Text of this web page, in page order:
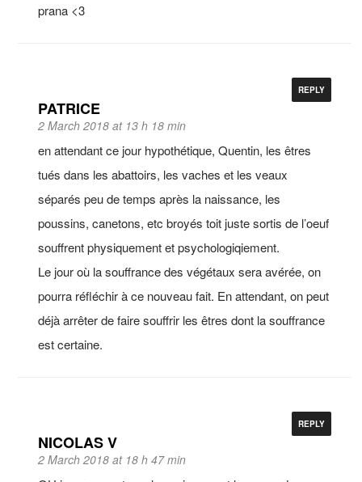
prana <3
PATRICE
2 March 2018 at 13 h 18 min
REPLY
en attendant ce jour hypothétique, Quentin, les êtres
tués dans les abattoirs, les vaches et les veaux
séparés peu de temps après la naissance, les
poussins, canetons, etc broyés toit juste sortis de l’oeuf
souffrent physiquement et psychologiqiement.
Le jour où la souffrance des végétaux sera avérée, on
pourra réfléchir à ce nouveau fait. En attendant, on peut
déjà arrêter de faire souffrir les êtres dont la souffrance
est certaine.
NICOLAS V
2 March 2018 at 18 h 47 min
REPLY